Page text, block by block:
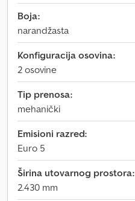
Boja:
narandžasta
Konfiguracija osovina:
2 osovine
Tip prenosa:
mehanički
Emisioni razred:
Euro 5
Širina utovarnog prostora:
2.430 mm